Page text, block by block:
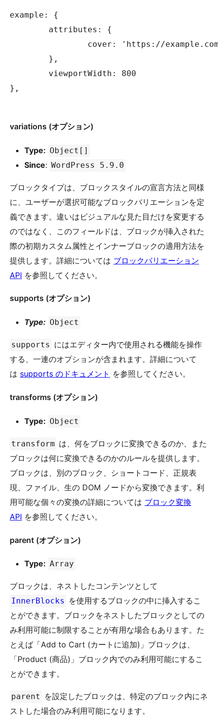
example: {
},
variations (オプション)
Type: Object[]
Since: WordPress 5.9.0
ブロックタイプは、ブロックスタイルの宣言方法と同様
に、ユーザーが選択可能なブロックバリエーションを定
義できます。違いはビジュアルな見た目だけを変更する
のではなく、このフィールドは、ブロックが挿入された
際の初期カスタム属性とインナーブロックの適用方法を
提供します。詳細については ブロックバリエーション
API を参照してください。
supports (オプション)
Type: Object
supports にはエディター内で使用される機能を操作
する、一連のオプションが含まれます。詳細について
は supports のドキュメント を参照してください。
transforms (オプション)
Type: Object
transform は、何をブロックに変換できるのか、また
ブロックは何に変換できるのかのルールを提供します。
ブロックは、別のブロック、ショートコード、正規表
現、ファイル、生の DOM ノードから変換できます。利
用可能な個々の変換の詳細については ブロック変換
API を参照してください。
parent (オプション)
Type: Array
ブロックは、ネストしたコンテンツとして
InnerBlocks
を使用するブロックの中に挿入するこ
とができます。ブロックをネストしたブロックとしての
み利用可能に制限することが有用な場合もあります。た
とえば「Add to Cart (カートに追加)」ブロックは、
「Product (商品)」ブロック内でのみ利用可能にするこ
とができます。
parent
を設定したブロックは、特定のブロック内にネ
ストした場合のみ利用可能になります。